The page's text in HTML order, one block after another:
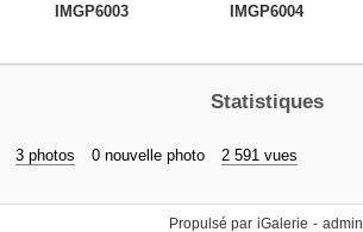
IMGP6003 IMGP6004
Statistiques
3 photos 0 nouvelle photo 2 591 vues
Propulsé par iGalerie - admin